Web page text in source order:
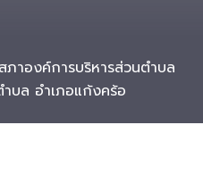
ภาองค์การบริหารส่วนตำบล
บล อำเภอแก้งคร้อ